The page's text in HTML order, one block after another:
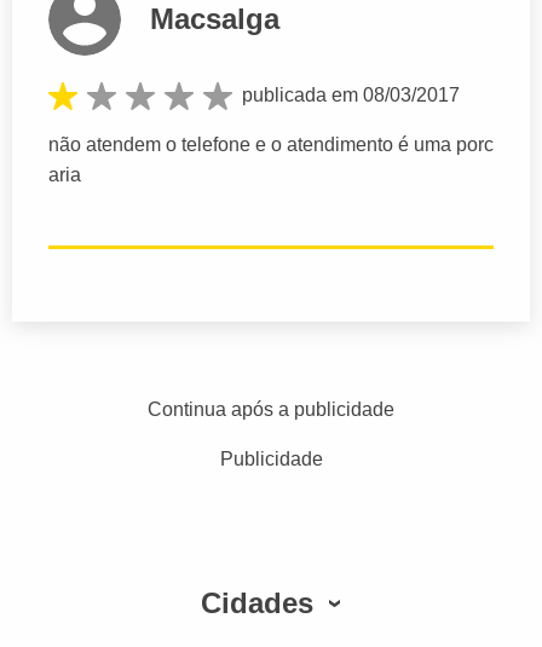
Macsalga
publicada em 08/03/2017
não atendem o telefone e o atendimento é uma porc
aria
Continua após a publicidade
Publicidade
Cidades